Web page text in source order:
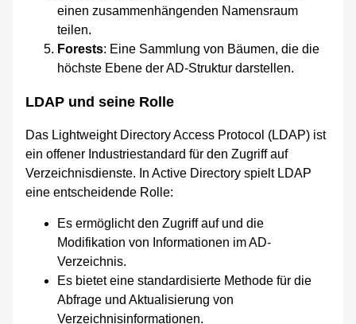
einen zusammenhängenden Namensraum
teilen.
Forests: Eine Sammlung von Bäumen, die die
höchste Ebene der AD-Struktur darstellen.
LDAP und seine Rolle
Das Lightweight Directory Access Protocol (LDAP) ist
ein offener Industriestandard für den Zugriff auf
Verzeichnisdienste. In Active Directory spielt LDAP
eine entscheidende Rolle:
Es ermöglicht den Zugriff auf und die
Modifikation von Informationen im AD-
Verzeichnis.
Es bietet eine standardisierte Methode für die
Abfrage und Aktualisierung von
Verzeichnisinformationen.